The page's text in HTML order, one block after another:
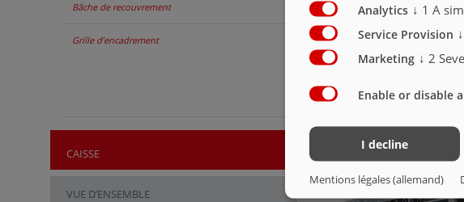
Bâche de recouvrement
Grille d’encadrement
CAISSE
VUE D’ENSEMBLE
Analytics ↓ 1 A
Service Provision ↓
Marketing ↓ 2
Enable or disable
I decline
Mentions légales (allemand)